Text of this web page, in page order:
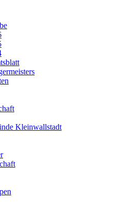
Kleinwallstadt